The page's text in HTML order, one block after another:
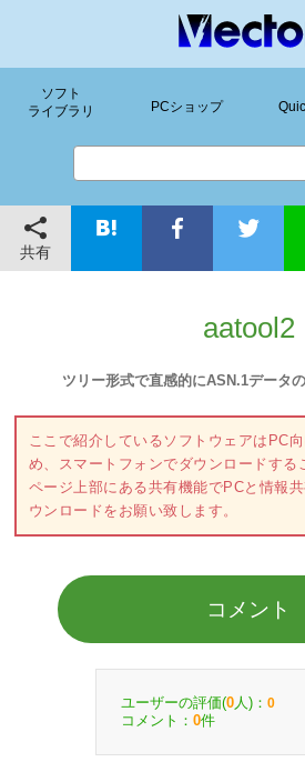
ソフト
ライブラリ
PCショップ
共有
aatool2
ツリー形式で直感的にASN.1データ
ここで紹介しているソフトウェアはPC
め、スマートフォンでダウンロードする
ページ上部にある共有機能でPCと情報
ウンロードをお願い致します。
コメント
ユーザーの評価(0 人)： 0
コメント： 0件